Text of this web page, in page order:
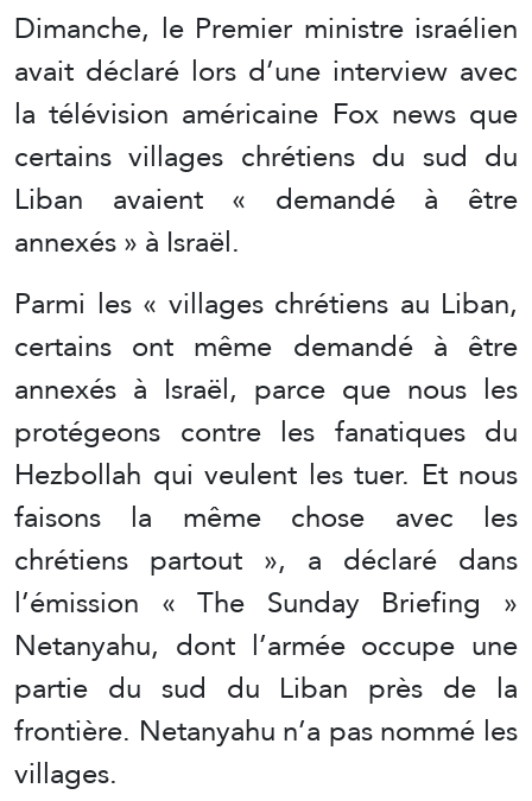
Dimanche, le Premier ministre israélien
avait déclaré lors d’une interview avec
la télévision américaine Fox news que
certains villages chrétiens du sud du
Liban avaient « demandé à être
annexés » à Israël.
Parmi les « villages chrétiens au Liban,
certains ont même demandé à être
annexés à Israël, parce que nous les
protégeons contre les fanatiques du
Hezbollah qui veulent les tuer. Et nous
faisons la même chose avec les
chrétiens partout », a déclaré dans
l’émission « The Sunday Briefing »
Netanyahu, dont l’armée occupe une
partie du sud du Liban près de la
frontière. Netanyahu n’a pas nommé les
villages.